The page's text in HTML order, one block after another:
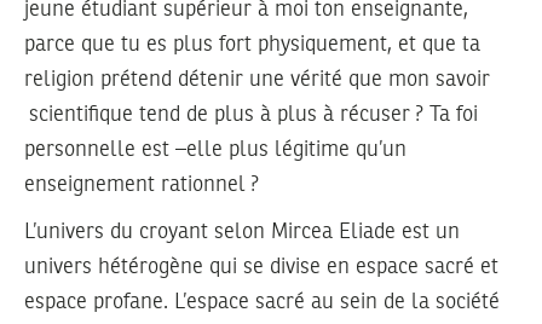
jeune étudiant supérieur à moi ton enseignante,
parce que tu es plus fort physiquement, et que ta
religion prétend détenir une vérité que mon savoir
scientifique tend de plus à plus à récuser ? Ta foi
personnelle est –elle plus légitime qu’un
enseignement rationnel ?
L’univers du croyant selon Mircea Eliade est un
univers hétérogène qui se divise en espace sacré et
espace profane. L’espace sacré au sein de la société